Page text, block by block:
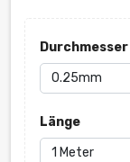
Durchmesser
Länge